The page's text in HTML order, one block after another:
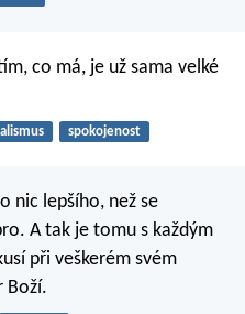
co má, je už sama velké
spokojenost
nic lepšího, než se
A tak je tomu s každým
při veškerém svém
Boží.